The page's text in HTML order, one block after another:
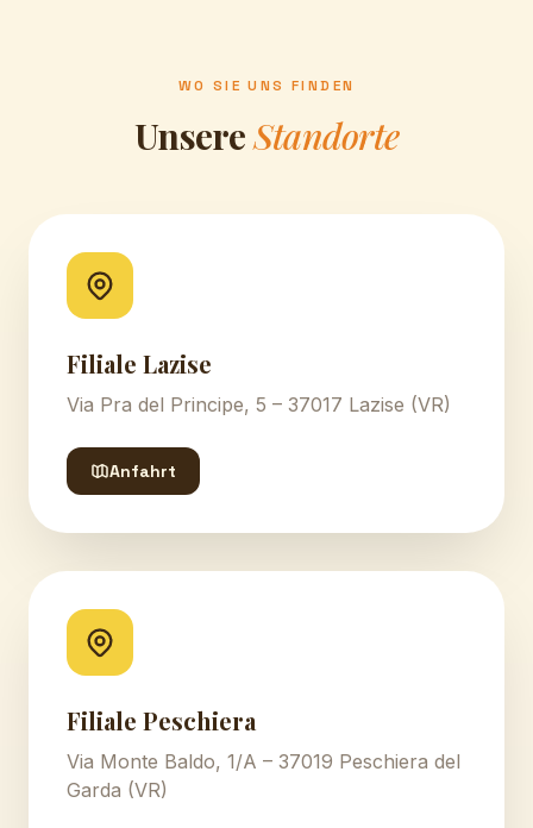
WO SIE UNS FINDEN
UnsereStandorte
Filiale Lazise
Via Pra del Principe, 5 – 37017 Lazise (VR)
Anfahrt
Filiale Peschiera
Via Monte Baldo, 1/A – 37019 Peschiera del
Garda (VR)